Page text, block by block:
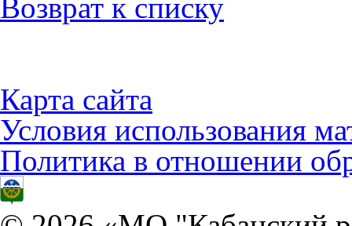
Возврат к списку
Карта сайта
Условия использования
Политика в отношении